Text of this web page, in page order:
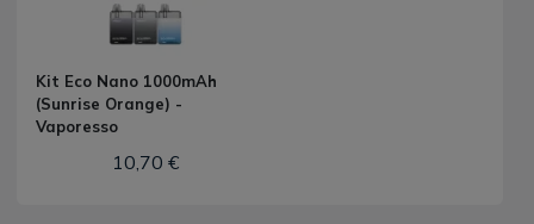
Kit Eco Nano 1000mAh
(Sunrise Orange) -
Vaporesso
10,70 €